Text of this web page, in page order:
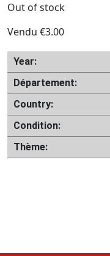
Out of stock
Vendu €3.00
Year:
Département:
Country:
Condition:
Thème: